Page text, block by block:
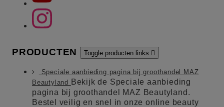
PRODUCTEN Toggle producten links 
Speciale aanbieding pagina bij groothandel MAZ
Beautyland
Bekijk de Speciale aanbieding
pagina bij groothandel MAZ Beautyland.
Bestel veilig en snel in onze online beauty